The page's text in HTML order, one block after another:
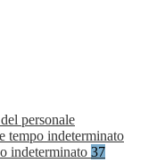
personale
tempo indeterminato
indeterminato 37